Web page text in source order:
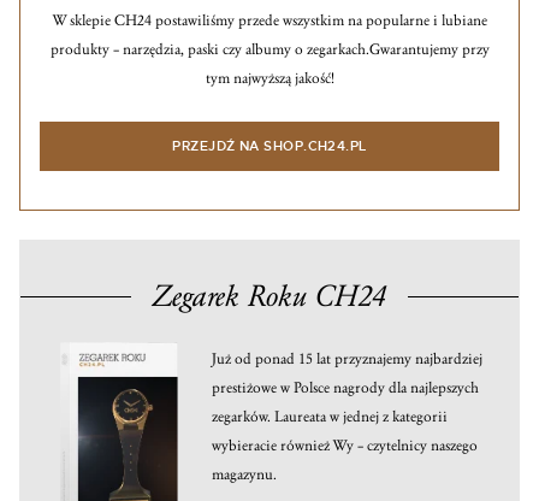
W sklepie CH24 postawiliśmy przede wszystkim na popularne i lubiane
produkty – narzędzia, paski czy albumy o zegarkach.Gwarantujemy przy
tym najwyższą jakość!
PRZEJDŹ NA SHOP.CH24.PL
Zegarek Roku CH24
Już od ponad 15 lat przyznajemy najbardziej
prestiżowe w Polsce nagrody dla najlepszych
zegarków. Laureata w jednej z kategorii
wybieracie również Wy – czytelnicy naszego
magazynu.